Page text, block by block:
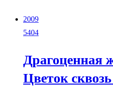
2009
5404
Драгоценная
Цветок